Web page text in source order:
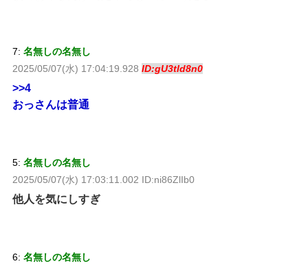
7: 名無しの名無し
2025/05/07(水) 17:04:19.928 ID:gU3tld8n0
>>4
おっさんは普通
5: 名無しの名無し
2025/05/07(水) 17:03:11.002 ID:ni86ZlIb0
他人を気にしすぎ
6: 名無しの名無し